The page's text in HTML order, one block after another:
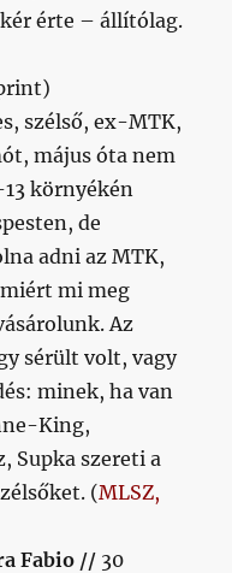
érte – állítólag.
szélső, ex-MTK,
május óta nem
környékén
de
adni az MTK,
mi meg
Az
sérült volt, vagy
minek, ha van
King,
Supka szereti a
(MLSZ,
Fabio // 30